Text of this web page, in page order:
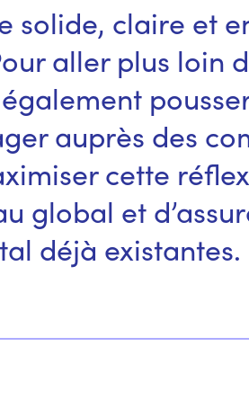
solide, claire et
aller plus loin
auprès des
cette
global et
déjà existantes.